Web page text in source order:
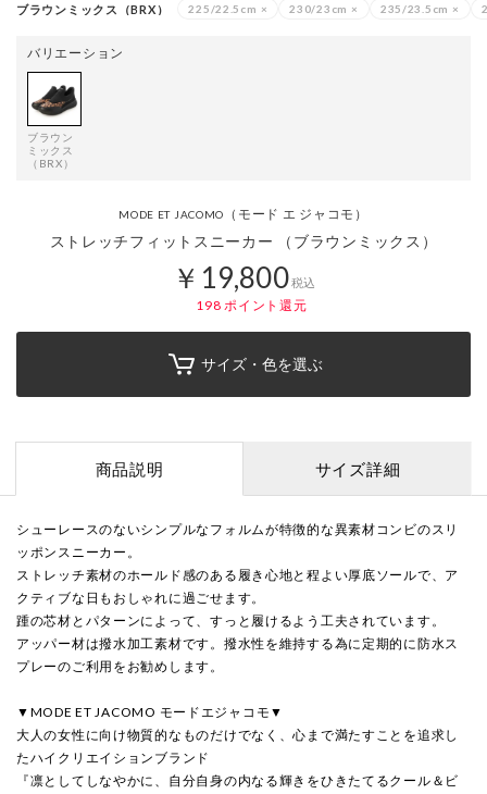
ブラウンミックス（BRX） 225/22.5cm × 230/23cm × 235/23.5cm ×
バリエーション
ブラウン
ミックス
（BRX）
MODE ET JACOMO （モード エ ジャコモ）
ストレッチフィットスニーカー （ブラウンミックス）
￥19,800税込
198 ポイント還元
サイズ・色を選ぶ
商品説明 サイズ詳細
シューレースのないシンプルなフォルムが特徴的な異素材コンビのスリ
ッポンスニーカー。
ストレッチ素材のホールド感のある履き心地と程よい厚底ソールで、ア
クティブな日もおしゃれに過ごせます。
踵の芯材とパターンによって、すっと履けるよう工夫されています。
アッパー材は撥水加工素材です。撥水性を維持する為に定期的に防水ス
プレーのご利用をお勧めします。
▼MODE ET JACOMO モードエジャコモ▼
大人の女性に向け物質的なものだけでなく、心まで満たすことを追求し
たハイクリエイションブランド
『凛としてしなやかに、自分自身の内なる輝きをひきたてるクール＆ビ